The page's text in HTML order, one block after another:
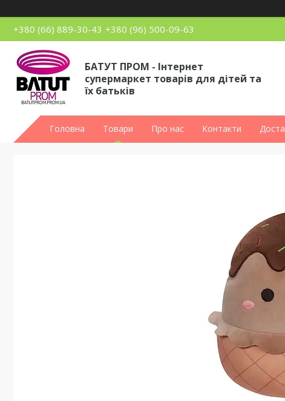
+380 (66) 889-30-43 +380 (96) 500-09-63
БАТУТ ПРОМ - Інтернет
супермаркет товарів для дітей та
їх батьків
Головна Товари Про нас Контакти